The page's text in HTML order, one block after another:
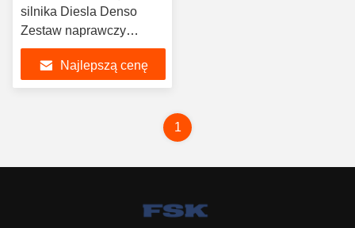
silnika Diesla Denso
Zestaw naprawczy
wtryskiwacza
Najlepszą cenę
1